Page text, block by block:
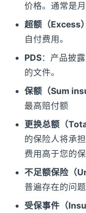
价格。通常是
超额（Excess）
自付费用。
PDS：产品披
的文件。
保额（Sum
最高赔付额
更换总额（
的保险人将承
费用高于您的保
不足额保险（
普遍存在的问
受保事件（